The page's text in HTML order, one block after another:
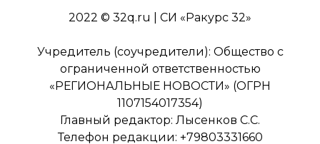
2022 © 32q.ru | СИ «Ракурс 32»
Учредитель (соучредители): Общество с
ограниченной ответственностью
«РЕГИОНАЛЬНЫЕ НОВОСТИ» (ОГРН
1107154017354)
Главный редактор: Лысенков С.С.
Телефон редакции: +79803331660